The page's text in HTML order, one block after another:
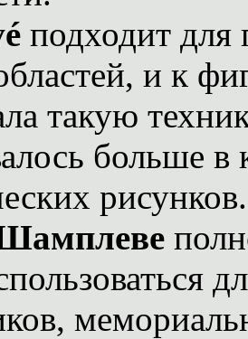
подходит для
и к
такую
больше в